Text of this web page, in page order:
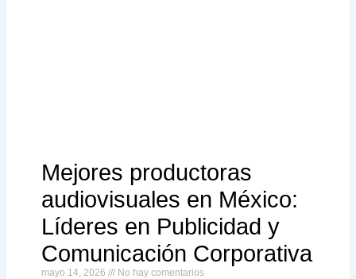
Mejores productoras
audiovisuales en México:
Líderes en Publicidad y
Comunicación Corporativa
mayo 14, 2026 No hay comentarios